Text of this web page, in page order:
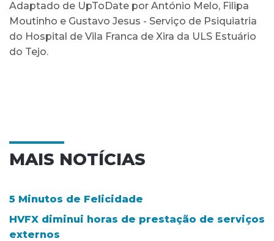
Adaptado de UpToDate por António Melo, Filipa
Moutinho e Gustavo Jesus - Serviço de Psiquiatria
do Hospital de Vila Franca de Xira da ULS Estuário
do Tejo.
MAIS NOTÍCIAS
5 Minutos de Felicidade
HVFX diminui horas de prestação de serviços
externos